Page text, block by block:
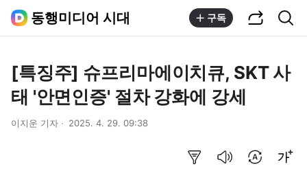
동행미디어 시대 구독
[특징주] 슈프리마에이치큐, SKT 사
태 '안면인증' 절차 강화에 강세
이지운 기자 2025. 4. 29. 09:38